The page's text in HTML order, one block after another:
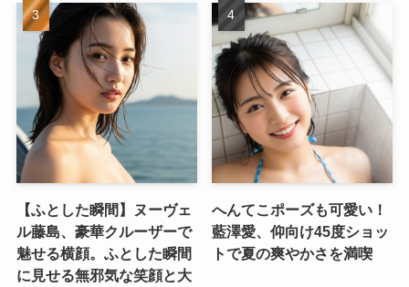
【ふとした瞬間】ヌーヴェ
ル藤島、豪華クルーザーで
魅せる横顔。ふとした瞬間
に見せる無邪気な笑顔と大
へんてこポーズも可愛い！
藍澤愛、仰向け45度ショッ
トで夏の爽やかさを満喫